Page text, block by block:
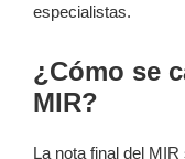
especialistas.
¿Cómo se
MIR?
La nota final⁤ del